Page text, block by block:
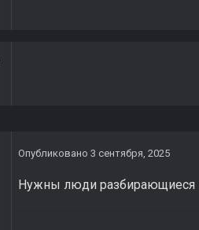
Опубликовано 3 сентября, 2025
Нужны люди разбирающиеся